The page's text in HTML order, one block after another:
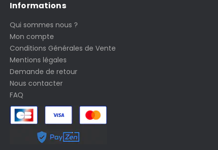
Informations
Qui sommes nous ?
Mon compte
Conditions Générales de Vente
Mentions légales
Demande de retour
Nous contacter
FAQ